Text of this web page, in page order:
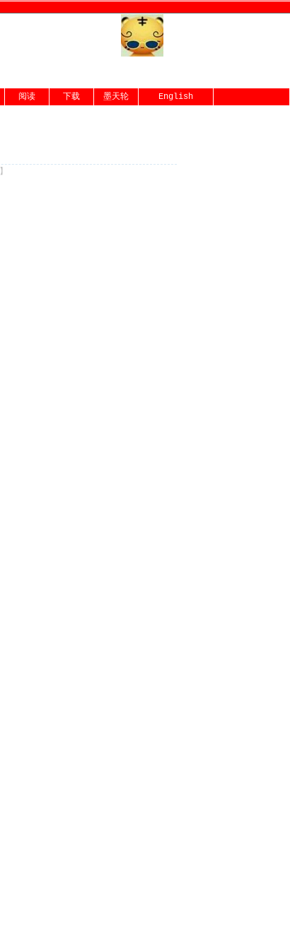
阅读 下载 墨天轮 English
】